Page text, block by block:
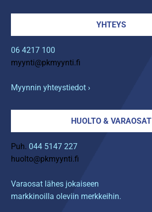
YHTEYS
06 4217 100
myynti@pkmyynti.fi
Myynnin yhteystiedot ›
HUOLTO & VARAOSAT
Puh. 044 5147 227
huolto@pkmyynti.fi
Varaosat lähes jokaiseen
markkinoilla oleviin merkkeihin.